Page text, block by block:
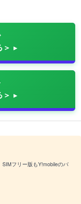
フリー版もY!mobileのバ